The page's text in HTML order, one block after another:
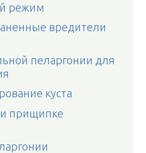
режим
вредители
пеларгонии для
куста
и прищипке